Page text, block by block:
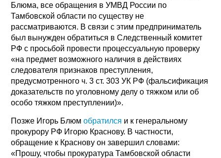
Блюма, все обращения в УМВД России по
Тамбовской области по существу не
рассматриваются. В связи с этим предприниматель
был вынужден обратиться в Следственный комитет
РФ с просьбой провести процессуальную проверку
«на предмет возможного наличия в действиях
следователя признаков преступления,
предусмотренного ч. 3 ст. 303 УК РФ (фальсификация
доказательств по уголовному делу о тяжком или об
особо тяжком преступлении)».
Позже Игорь Блюмобратился и к генеральному
прокурору РФ Игорю Краснову. В частности,
обращение к Краснову он завершил словами:
«Прошу, чтобы прокуратура Тамбовской области